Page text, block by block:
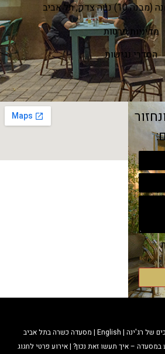
צדק, תל אביב
מדיניות פרטות
הסדרי נגישות
של רג'ינה English מסעדה כשרה בתל אביב
במסעדה – איך תעשו זאת נכון? אירוע פרטי לחגוג